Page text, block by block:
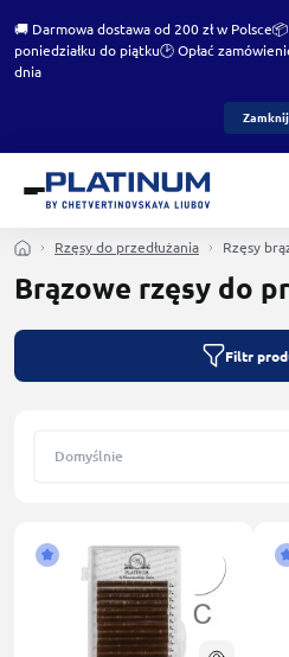
🚚 Darmowa dostawa od 200 zł w Polsce📦
poniedziałku do piątku🕑 Opłać
dnia
Zamknij
Rzęsy do przedłużania Rzęsy
Brązowe rzęsy do
Filtr